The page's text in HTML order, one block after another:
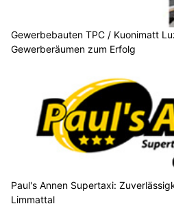
Gewerbebauten TPC / Kuonimatt
Gewerberäumen zum Erfolg
Paul's Annen Supertaxi:
Limmattal